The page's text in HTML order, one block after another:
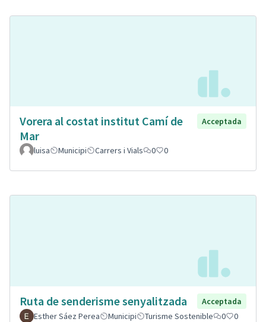
Vorera al costat institut Camí de
Mar
Acceptada
luisa Municipi Carrers i Vials 0 0
Ruta de senderisme senyalitzada
Acceptada
Esther Sáez Perea
Municipi Turisme Sostenible 0 0